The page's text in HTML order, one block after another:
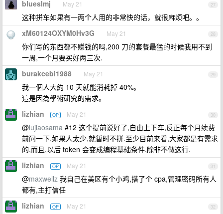
27
blueslmj May 21
这种拼车如果有一两个人用的非常快的话，就很麻烦吧。。
28
xM60124OXYM0Hv3G May 21
你们写的东西都不赚钱的吗,200 刀的套餐最猛的时候我用不到
一周,一个月要买好两三次.
29
burakcebi1988 May 21
我一個人大約 10 天就能消耗掉 40%。
這是因為學術研究的需求。
30
lizhian OP May 21
@lujiaosama #12 这个提前说好了,自由上下车,反正每个月续费
前问一下,如果人太少,就暂时不拼.至少目前来看,大家都是有需求
的,而且,以后 token 会变成编程基础条件,除非不做这行.
31
lizhian OP May 21
@maxwellz 我自己在美区有个小鸡,搭了个 cpa,管理密码所有人
都有,主打信任
32
lizhian OP May 21